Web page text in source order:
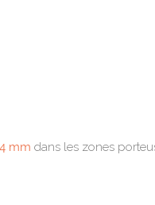
mm dans les zones